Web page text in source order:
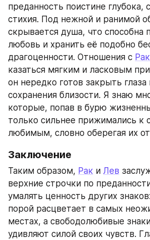
преданность поистине глубока,
стихия. Под нежной и ранимой
скрывается душа, что способна
любовь и хранить её подобно
драгоценности. Отношения с
казаться мягким и ласковым
он нередко готов закрыть
сохранения близости. Я знаю
которые, попав в бурю
только сильнее прижимались к
любимым, словно оберегая их
Заключение
Таким образом, Рак и Лев
верхние строчки по
умалять ценность других
порой расцветает в самых
местах, а свободолюбивые
удивляют силой своих чувств.